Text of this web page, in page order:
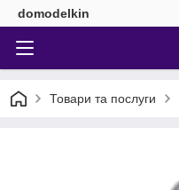
domodelkin
Товари та послуги